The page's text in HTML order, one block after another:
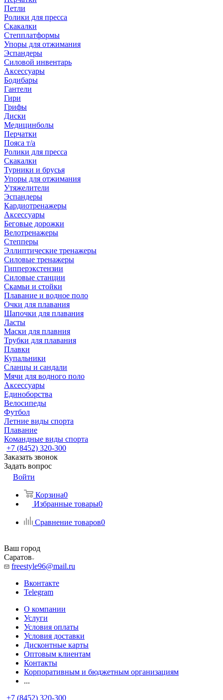
Петли
Ролики для пресса
Скакалки
Степплатформы
Упоры для отжимания
Эспандеры
Силовой инвентарь
Аксессуары
Бодибары
Гантели
Гири
Грифы
Диски
Медицинболы
Перчатки
Пояса т/а
Ролики для пресса
Скакалки
Турники и брусья
Упоры для отжимания
Утяжелители
Эспандеры
Кардиотренажеры
Аксессуары
Беговые дорожки
Велотренажеры
Степперы
Эллиптические тренажеры
Силовые тренажеры
Гипперэкстензии
Силовые станции
Скамьи и стойки
Плавание и водное поло
Очки для плавания
Шапочки для плавания
Ласты
Маски для плавния
Трубки для плавания
Плавки
Купальники
Сланцы и сандали
Мячи для водного поло
Аксессуары
Единоборства
Велосипеды
Футбол
Летние виды спорта
Плавание
Командные виды спорта
+7 (8452) 320-300
Заказать звонок
Задать вопрос
Войти
Корзина0
Избранные товары0
Сравнение товаров0
Ваш город
Саратов
freestyle96@mail.ru
Вконтакте
Telegram
О компании
Услуги
Условия оплаты
Условия доставки
Дисконтные карты
Оптовым клиентам
Контакты
Корпоративным и бюджетным организациям
...
+7 (8452) 320-300